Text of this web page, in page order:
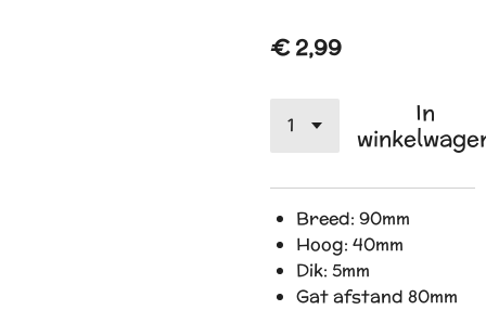
€ 2,99
In
Breed: 90mm
Hoog: 40mm
Dik: 5mm
Gat afstand 80mm